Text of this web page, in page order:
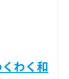
わく和